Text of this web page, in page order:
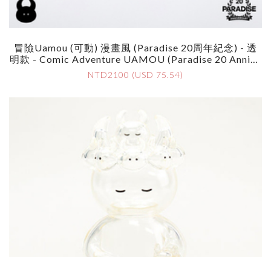
冒險Uamou (可動) 漫畫風 (Paradise 20周年紀念) - 透
明款 - Comic Adventure UAMOU (Paradise 20 Annive
Rsary) - Clear
NTD2100 (USD 75.54)